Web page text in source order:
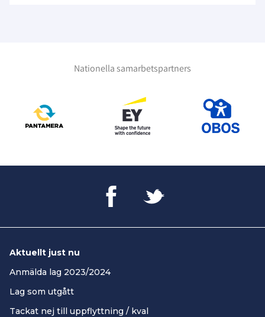
Nationella samarbetspartners
Aktuellt just nu
Anmälda lag 2023/2024
Lag som utgått
Tackat nej till uppflyttning / kval